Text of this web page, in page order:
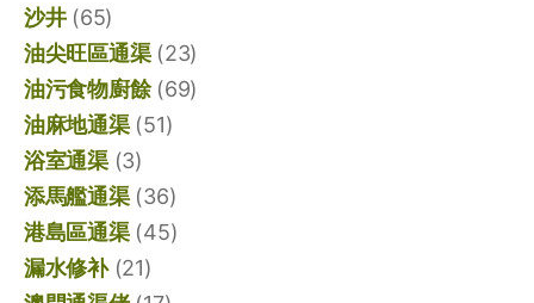
沙井(65)
油尖旺區通渠(23)
油污食物廚餘(69)
油麻地通渠(51)
浴室通渠(3)
添馬艦通渠(36)
港島區通渠(45)
漏水修补(21)